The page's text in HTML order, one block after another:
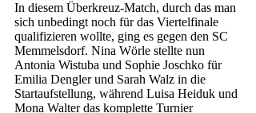
In diesem Überkreuz-Match, durch das man
sich unbedingt noch für das Viertelfinale
qualifizieren wollte, ging es gegen den SC
Memmelsdorf. Nina Wörle stellte nun
Antonia Wistuba und Sophie Joschko für
Emilia Dengler und Sarah Walz in die
Startaufstellung, während Luisa Heiduk und
Mona Walter das komplette Turnier